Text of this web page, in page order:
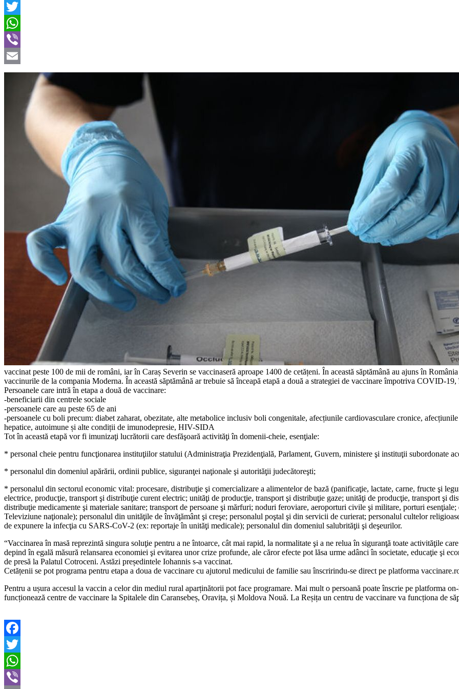
Facebook
Twitter
WhatsApp
Viber
Email
vaccinat peste 100 de mii de români, iar în Caraș Severin se vaccinaseră aproape 1400 de cetățeni. În această săptămână au ajuns în
vaccinurile de la compania Moderna. În această săptămână ar trebuie să înceapă etapă a două a strategiei de vaccinare împotriva COVID-
Persoanele care intră în etapa a două de vaccinare:
-beneficiarii din centrele sociale
-persoanele care au peste 65 de ani
-persoanele cu boli precum: diabet zaharat, obezitate, alte metabolice inclusiv boli congenitale, afecțiunile cardiovasculare cronice,
hepatice, autoimune și alte condiții de imunodepresie, HIV-SIDA
Tot în această etapă vor fi imunizaţi lucrătorii care desfăşoară activităţi în domenii-cheie, esenţiale:
* personal cheie pentru funcţionarea instituţiilor statului (Administraţia Prezidenţială, Parlament, Guvern, ministere şi instituţii subordonate
* personalul din domeniul apărării, ordinii publice, siguranţei naţionale şi autorităţii judecătoreşti;
* personalul din sectorul economic vital: procesare, distribuţie şi comercializare a alimentelor de bază (panificaţie, lactate, carne, fructe şi
electrice, producţie, transport şi distribuţie curent electric; unităţi de producţie, transport şi distribuţie gaze; unităţi de producţie, transport şi
distribuţie medicamente şi materiale sanitare; transport de persoane şi mărfuri; noduri feroviare, aeroporturi civile şi militare, porturi
Televiziune naţionale); personalul din unităţile de învăţământ şi creşe; personalul poştal şi din servicii de curierat; personalul cultelor
de expunere la infecţia cu SARS-CoV-2 (ex: reportaje în unităţi medicale); personalul din domeniul salubrităţii şi deşeurilor.
“Vaccinarea în masă reprezintă singura soluţie pentru a ne întoarce, cât mai rapid, la normalitate şi a ne relua în siguranţă toate activităţile
depind în egală măsură relansarea economiei şi evitarea unor crize profunde, ale căror efecte pot lăsa urme adânci în societate, educaţie şi
de presă la Palatul Cotroceni. Astăzi președintele Iohannis s-a vaccinat.
Cetățenii se pot programa pentru etapa a doua de vaccinare cu ajutorul medicului de familie sau înscririndu-se direct pe platforma
Pentru a ușura accesul la vaccin a celor din mediul rural aparținătorii pot face programare. Mai mult o persoană poate înscrie pe platforma
funcționează centre de vaccinare la Spitalele din Caransebeș, Oravița, și Moldova Nouă. La Reșița un centru de vaccinare va funcționa de
Facebook
Twitter
WhatsApp